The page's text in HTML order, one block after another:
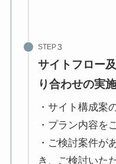
STEP
サイトフロー
り合わせの実
・サイト構成案
・プラン内容を
・ご検討案件が
き、ご検討いた